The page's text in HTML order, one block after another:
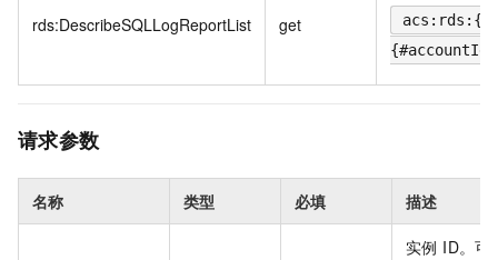
rds:DescribeSQLLogReportList get
请求参数
名称 类型 必填 描述
实例 ID。可